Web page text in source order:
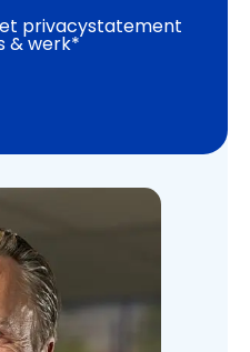
privacystatement
& werk*